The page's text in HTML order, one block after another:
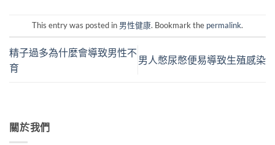
This entry was posted in 男性健康. Bookmark the permalink.
精子過多為什麼會導致男性不
育
男人憋尿憋便易導致生殖感染
關於我們